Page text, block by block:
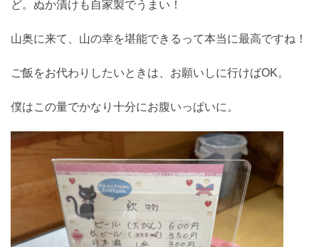
ど。ぬか漬けも自家製でうまい！
山奥に来て、山の幸を堪能できるって本当に最高ですね！
ご飯をお代わりしたいときは、お願いしに行けばOK。
僕はこの量でかなり十分にお腹いっぱいに。